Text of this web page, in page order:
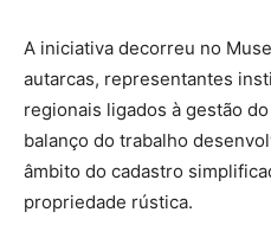
A iniciativa decorreu no
autarcas, representantes
regionais ligados à gestão
balanço do trabalho
âmbito do cadastro
propriedade rústica.